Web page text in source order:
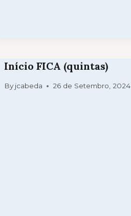
Início FICA (quintas)
By jcabeda 26 de Setembro, 2024